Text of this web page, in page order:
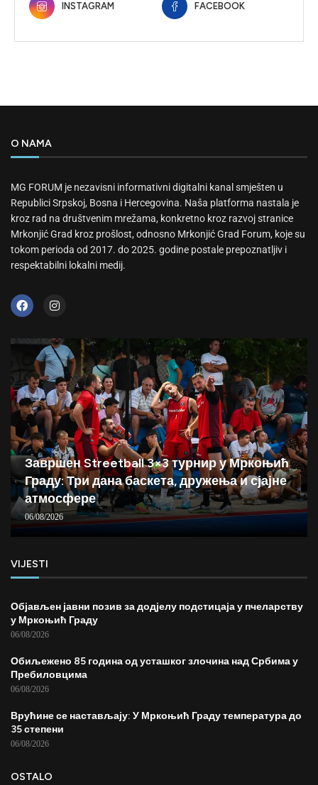
INSTAGRAM FACEBOOK
O NAMA
MG FORUM je nezavisni informativni digitalni kanal smješten u
Republici Srpskoj, Bosna i Hercegovina. Naša platforma nastala je
kroz rad na društvenim mrežama, konkretno kroz razvoj stranice
Mrkonjić Grad kroz prošlost, odnosno Mrkonjić Grad Forum, koje su
tokom perioda od 2017. do 2025. godine postale prepoznatljiv i
respektabilni lokalni medij.
Завршен Streetball 3×3 турнир у Мркоњић
Граду: Три дана баскета, дружења и сјајне
атмосфере
06/08/2026
VIJESTI
Објављен јавни позив за додјелу подстицаја у пчеларству
у Мркоњић Граду
06/08/2026
Обиљежено 85 година од усташког злочина над Србима у
Пребиловцима
06/08/2026
Врућине се настављају: У Мркоњић Граду температура до
35 степени
06/08/2026
OSTALO